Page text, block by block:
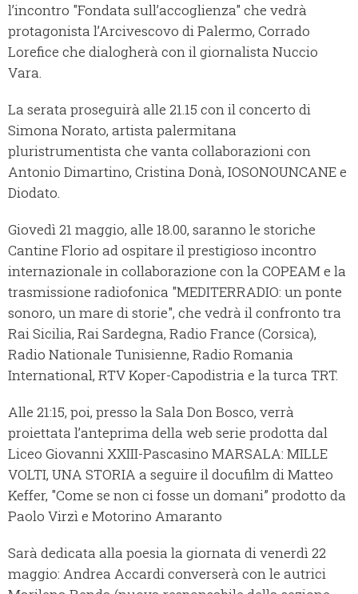
l’incontro "Fondata sull’accoglienza" che vedrà
protagonista l’Arcivescovo di Palermo, Corrado
Lorefice che dialogherà con il giornalista Nuccio
Vara.
La serata proseguirà alle 21.15 con il concerto di
Simona Norato, artista palermitana
pluristrumentista che vanta collaborazioni con
Antonio Dimartino, Cristina Donà, IOSONOUNCANE e
Diodato.
Giovedì 21 maggio, alle 18.00, saranno le storiche
Cantine Florio ad ospitare il prestigioso incontro
internazionale in collaborazione con la COPEAM e la
trasmissione radiofonica "MEDITERRADIO: un ponte
sonoro, un mare di storie", che vedrà il confronto tra
Rai Sicilia, Rai Sardegna, Radio France (Corsica),
Radio Nationale Tunisienne, Radio Romania
International, RTV Koper-Capodistria e la turca TRT.
Alle 21:15, poi, presso la Sala Don Bosco, verrà
proiettata l’anteprima della web serie prodotta dal
Liceo Giovanni XXIII-Pascasino MARSALA: MILLE
VOLTI, UNA STORIA a seguire il docufilm di Matteo
Keffer, "Come se non ci fosse un domani” prodotto da
Paolo Virzì e Motorino Amaranto
Sarà dedicata alla poesia la giornata di venerdì 22
maggio: Andrea Accardi converserà con le autrici